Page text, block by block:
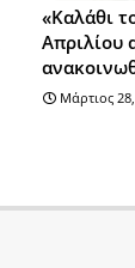
«Καλάθι
Απριλίου
Μάρτιος